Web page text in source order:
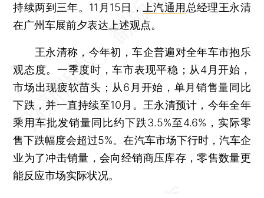
持续两到三年。11月15日，
上汽通用 总经理王永清
在广州车展前夕表达上述观点。
王永清称，今年初，车企普遍对全年车市抱乐
观态度。一季度时，车市表现平稳；从4月开始，
市场出现疲软苗头；从6月开始，单月销售量同比
下跌，并一直持续至10月。王永清预计，今年全年
乘用车批发销量同比约下跌3.5%至4.6%，实际零
售下跌幅度会超过5%。在汽车市场下行时，汽车企
业为了冲击销量，会向经销商压库存，零售数量更
能反应市场实际状况。